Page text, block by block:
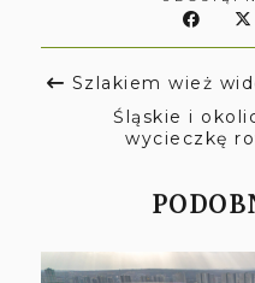
Szlakiem wież
Śląskie i
wycieczkę